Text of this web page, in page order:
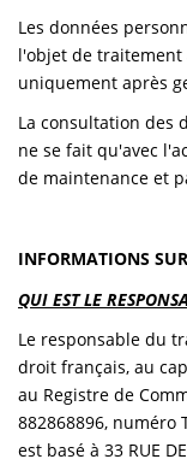
Les données
l'objet de traitement
uniquement après
La consultation des
ne se fait qu'avec
de maintenance et
INFORMATIONS
QUI EST LE
Le responsable du
droit français, au
au Registre de
882868896, numéro
est basé à 33 RUE